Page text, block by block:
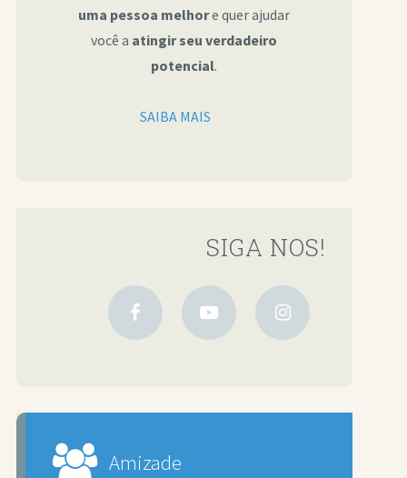
uma pessoa melhore quer ajudar
você a atingir seu verdadeiro
potencial.
SAIBA MAIS
SIGA NOS!
Amizade